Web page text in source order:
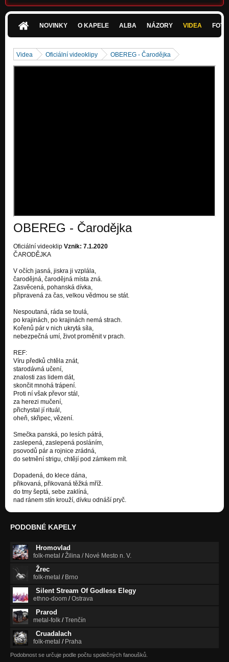
NOVINKY O KAPELE ALBA NÁZORY VIDEA
Videa Oficiální videoklipy OBEREG - Čarodějka
OBEREG - Čarodějka
Oficiální videoklip Vznik: 7.1.2020
ČARODĚJKA
V očích jasná, jiskra ji vzplála,
čarodějná, čarodějná místa zná.
Zasvěcená, pohanská dívka,
připravená za čas, velkou vědmou se stát.
Nespoutaná, ráda se toulá,
po krajinách, po krajinách nemá strach.
Kořenů pár v nich ukrytá síla,
nebezpečná umí, život proměnit v prach.
REF:
Víru předků chtěla znát,
starodávná učení,
znalosti zas lidem dát,
skončit mnohá trápení.
Proti ní však převor stál,
za herezi mučení,
přichystal jí rituál,
oheň, skřipec, vězení.
Smečka panská, po lesích pátrá,
zaslepená, zaslepená posláním,
psovodů pár a rojnice zrádná,
do setmění strigu, chtějí pod zámkem mít.
Dopadená, do klece dána,
přikovaná, přikovaná těžká mříž.
do tmy šeptá, sebe zaklíná,
nad ránem stín krouží, dívku odnáší pryč.
PODOBNÉ KAPELY
Hromovlad
folk-metal /Žilina / Nové Mesto n. V.
Žrec
folk-metal / Brno
Silent Stream Of Godless Elegy
ethno-doom /Ostrava
Prarod
metal-folk /Trenčín
Cruadalach
folk-metal / Praha
Podobnost se určuje podle počtu společných fanoušků.